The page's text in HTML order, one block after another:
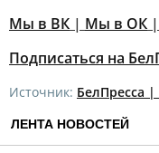
Мы в ВК | Мы в ОК |
Подписаться на
Источник: БелПресса
ЛЕНТА НОВОСТЕЙ